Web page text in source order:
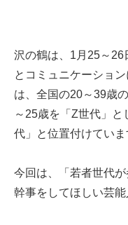
沢の鶴は、1月25～26
とコミュニケーショ
は、全国の20～39歳
～25歳を「Z世代」
代」と位置付けていま
今回は、「若者世代
幹事をしてほしい芸能